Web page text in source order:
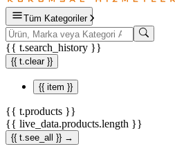
Tüm Kategoriler
{{ t.search_history }}
{{ t.clear }}
{{ item }}
{{ t.products }}
{{ live_data.products.length }}
{{ t.see_all }} →